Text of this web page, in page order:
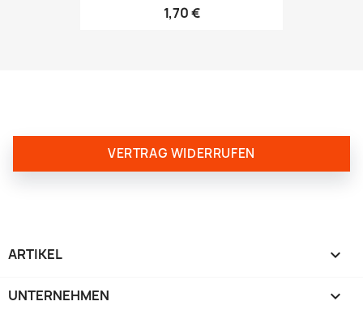
1,70 €
VERTRAG WIDERRUFEN
ARTIKEL 
UNTERNEHMEN 